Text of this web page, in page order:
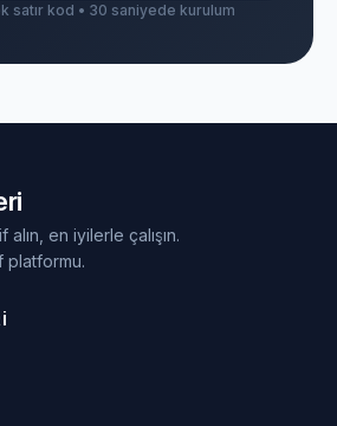
satır kod • 30 saniyede kurulum
en iyilerle çalışın.
platformu.